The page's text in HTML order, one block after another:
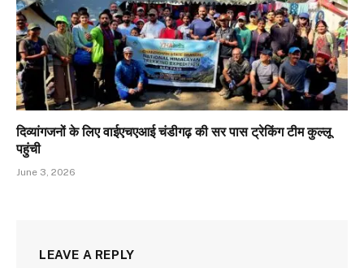
दिव्यांगजनों के लिए वाईएचएआई चंडीगढ़ की सर पास ट्रेकिंग टीम कुल्लू
पहुंची
June 3, 2026
LEAVE A REPLY